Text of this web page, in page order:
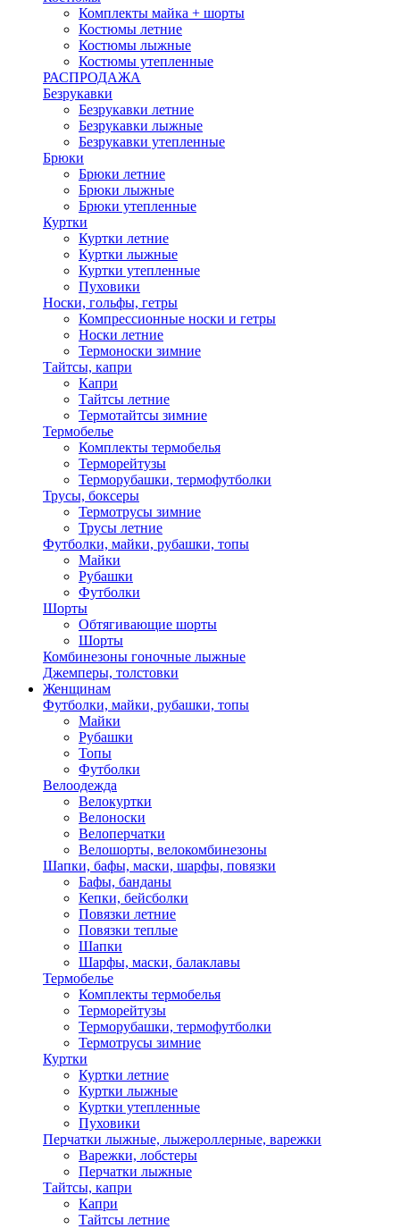
Комплекты майка + шорты
Костюмы летние
Костюмы лыжные
Костюмы утепленные
РАСПРОДАЖА
Безрукавки
Безрукавки летние
Безрукавки лыжные
Безрукавки утепленные
Брюки
Брюки летние
Брюки лыжные
Брюки утепленные
Куртки
Куртки летние
Куртки лыжные
Куртки утепленные
Пуховики
Носки, гольфы, гетры
Компрессионные носки и гетры
Носки летние
Термоноски зимние
Тайтсы, капри
Капри
Тайтсы летние
Термотайтсы зимние
Термобелье
Комплекты термобелья
Терморейтузы
Терморубашки, термофутболки
Трусы, боксеры
Термотрусы зимние
Трусы летние
Футболки, майки, рубашки, топы
Майки
Рубашки
Футболки
Шорты
Обтягивающие шорты
Шорты
Комбинезоны гоночные лыжные
Джемперы, толстовки
Женщинам
Футболки, майки, рубашки, топы
Майки
Рубашки
Топы
Футболки
Велоодежда
Велокуртки
Велоноски
Велоперчатки
Велошорты, велокомбинезоны
Шапки, бафы, маски, шарфы, повязки
Бафы, банданы
Кепки, бейсболки
Повязки летние
Повязки теплые
Шапки
Шарфы, маски, балаклавы
Термобелье
Комплекты термобелья
Терморейтузы
Терморубашки, термофутболки
Термотрусы зимние
Куртки
Куртки летние
Куртки лыжные
Куртки утепленные
Пуховики
Перчатки лыжные, лыжероллерные, варежки
Варежки, лобстеры
Перчатки лыжные
Тайтсы, капри
Капри
Тайтсы летние